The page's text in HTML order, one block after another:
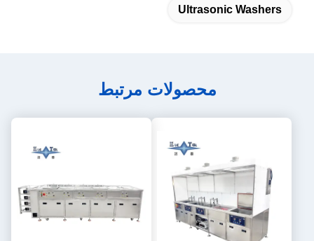
Ultrasonic Washers
محصولات مرتبط